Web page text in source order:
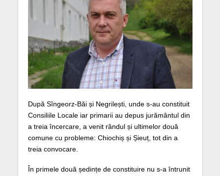
După Sîngeorz-Băi și Negrilești, unde s-au constituit
Consiliile Locale iar primarii au depus jurământul din
a treia încercare, a venit rândul și ultimelor două
comune cu probleme: Chiochiș și Șieuț, tot din a
treia convocare.
În primele două ședințe de constituire nu s-a întrunit